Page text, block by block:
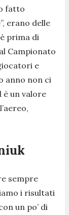
fatto
erano delle
prima di
Campionato
e
anno non ci
è un valore
sempre
i risultati
un po’ di